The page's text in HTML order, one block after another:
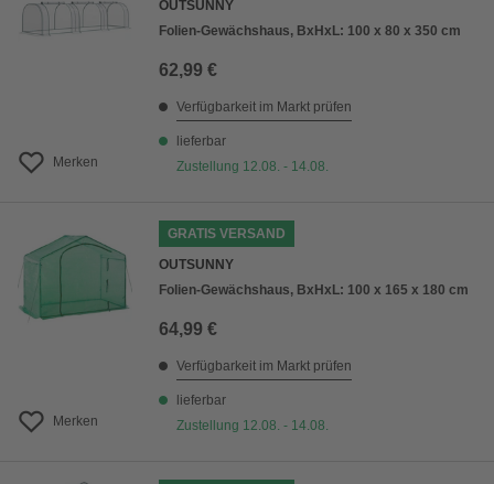
Merken
OUTSUNNY
Folien-Gewächshaus, BxHxL: 100 x 80 x 350 cm
62,99 €
Verfügbarkeit im Markt prüfen
lieferbar
Zustellung 12.08. - 14.08.
Merken
GRATIS VERSAND
OUTSUNNY
Folien-Gewächshaus, BxHxL: 100 x 165 x 180 cm
64,99 €
Verfügbarkeit im Markt prüfen
lieferbar
Zustellung 12.08. - 14.08.